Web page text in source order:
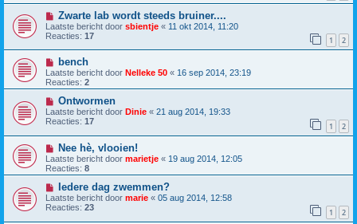
Zwarte lab wordt steeds bruiner....
Laatste bericht door sbientje « 11 okt 2014, 11:20
Reacties: 17 1 2
bench
Laatste bericht door Nelleke 50 « 16 sep 2014, 23:19
Reacties: 2
Ontwormen
Laatste bericht door Dinie « 21 aug 2014, 19:33
Reacties: 17 1 2
Nee hè, vlooien!
Laatste bericht door marietje « 19 aug 2014, 12:05
Reacties: 8
Iedere dag zwemmen?
Laatste bericht door marie « 05 aug 2014, 12:58
Reacties: 23 1 2